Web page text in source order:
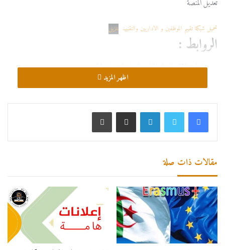
تعديل المنصة
تحميل شبكة تقييم الموظفين و الاداريين والتقنيين تنزيل
الروابط :
معهد العلوم الإقتصادية والعلوم التجارية و علوم التسيير:
https://forms.gle/Gr6Yvj17X4M87yA79
الترشح لبرنامج التكوين وتحسين المستوى بالخارج
https://forms.gle/Mjn2JhFQ9Lx2KW436
الترشح للمشاركة بالتظاهرات العلمية الدولية المصنفة والمفهرسة في قواعد البيانات الدولية
https://forms.gle/5LpdJ1Vj7simMNFG7
معهد العلوم:
اظهر المزيد
لينكدإن مشاركة عبر البريد طباعة
مقالات ذات صلة